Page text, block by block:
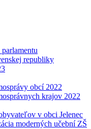
republiky
obcí 2022
krajov 2022
v obci Jelenec
moderných učební ZŠ